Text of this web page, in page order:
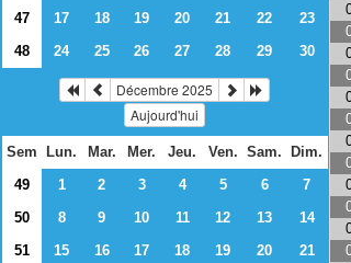
47
17 18 19 20 21 22
23
48
24 25 26 27 28 29 30
Décembre 2025
Aujourd'hui
Sem Lun. Mar. Mer. Jeu. Ven. Sam.
Dim.
49
1 2 3 4 5 6
7
50
8 9 10 11 12 13
14
51
15 16 17 18 19 20
21